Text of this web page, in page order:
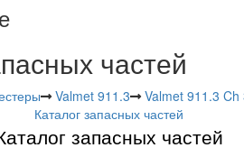
частей
Valmet 911.3
Valmet 911.3
Каталог запасных частей
запасных частей